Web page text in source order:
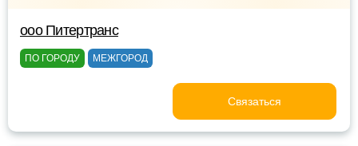
ооо Питертранс
ПО ГОРОДУ МЕЖГОРОД
Связаться